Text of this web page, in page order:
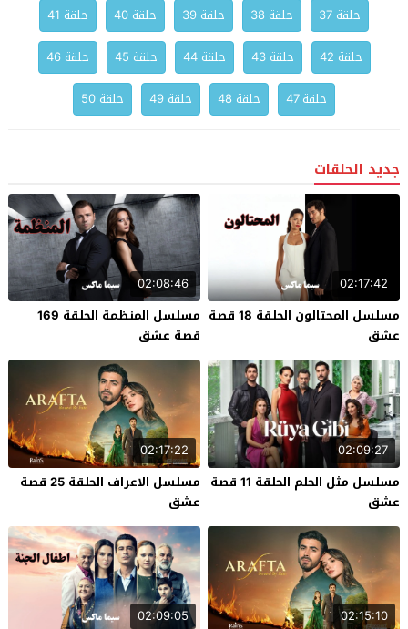
حلقة 37
حلقة 38 حلقة 39 حلقة 40
حلقة 41
حلقة 42
حلقة 43 حلقة 44 حلقة 45
حلقة 46
حلقة 47
حلقة 48 حلقة 49 حلقة 50
جديد الحلقات
02:17:42
مسلسل المحتالون الحلقة 18 قصة
عشق
02:08:46
مسلسل المنظمة الحلقة 169
قصة عشق
02:09:27
مسلسل مثل الحلم الحلقة 11 قصة
عشق
02:17:22
مسلسل الاعراف الحلقة 25 قصة
عشق
02:15:10
02:09:05